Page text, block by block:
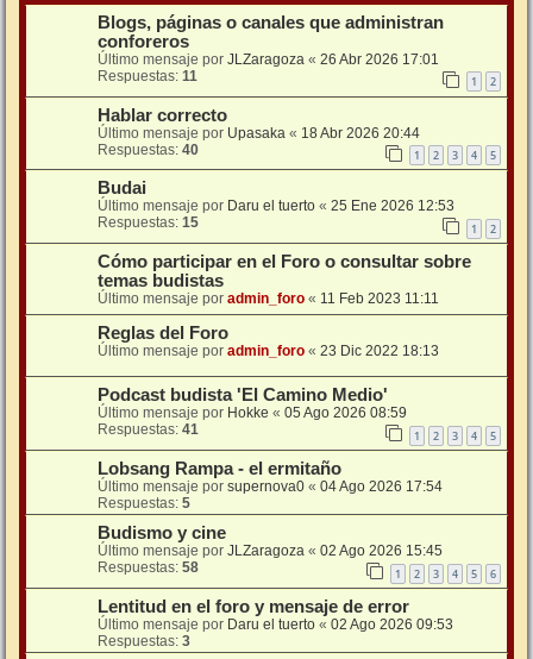
Blogs, páginas o canales que administran
conforeros
Último mensaje por JLZaragoza « 26 Abr 2026 17:01
Respuestas: 11 1 2
Hablar correcto
Último mensaje por Upasaka « 18 Abr 2026 20:44
Respuestas: 40 1 2 3 4 5
Budai
Último mensaje por Daru el tuerto « 25 Ene 2026 12:53
Respuestas: 15 1 2
Cómo participar en el Foro o consultar sobre
temas budistas
Último mensaje por admin_foro « 11 Feb 2023 11:11
Reglas del Foro
Último mensaje por admin_foro « 23 Dic 2022 18:13
Podcast budista 'El Camino Medio'
Último mensaje por Hokke « 05 Ago 2026 08:59
Respuestas: 41 1 2 3 4 5
Lobsang Rampa - el ermitaño
Último mensaje por supernova0 « 04 Ago 2026 17:54
Respuestas: 5
Budismo y cine
Último mensaje por JLZaragoza « 02 Ago 2026 15:45
Respuestas: 58 1 2 3 4 5 6
Lentitud en el foro y mensaje de error
Último mensaje por Daru el tuerto « 02 Ago 2026 09:53
Respuestas: 3